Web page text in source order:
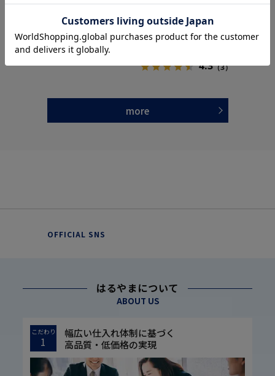
3,490円 (税込) WEB価格： 3,990円 (税込)
★2点で1,000円OFF／3点で3,00
4.3（3）
more
OFFICIAL SNS
はるやまについて
ABOUT US
こだわり
1
幅広い仕入れ体制に基づく
高品質・低価格の実現